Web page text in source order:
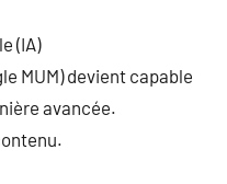
(IA)
MUM) devient capable
avancée.